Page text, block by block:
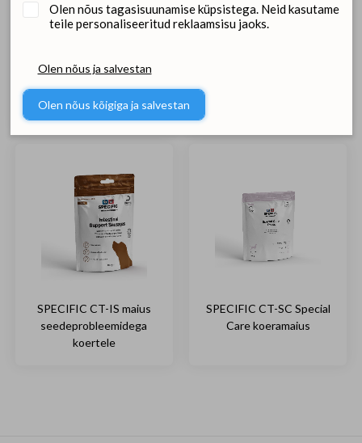
SPECIFIC CT-HM maius
väikest kasvu koerale
SPECIFIC CT-IS maius
seedeprobleemidega
koertele
SPECIFIC CT-SC Special
Care koeramaius
Olen nõus tagasisuunamise küpsistega. Neid kasutame
teile personaliseeritud reklaamsisu jaoks.
Olen nõus ja salvestan
Olen nõus kõigiga ja salvestan